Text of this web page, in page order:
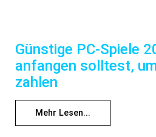
Günstige PC-Spiele
anfangen solltest,
zahlen
Mehr Lesen...